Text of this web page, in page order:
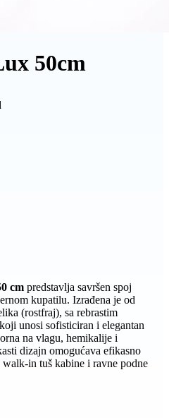
50cm
cm predstavlja savršen spoj
kupatilu. Izrađena je od
(rostfraj), sa rebrastim
unosi sofisticiran i elegantan
na vlagu, hemikalije i
dizajn omogućava efikasno
in tuš kabine i ravne podne